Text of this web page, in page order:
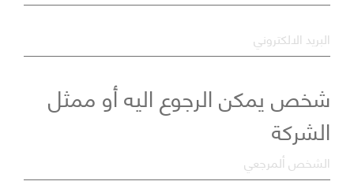
البريد الالكتروني
شخص يمكن الرجوع اليه أو ممثل
الشركة
الشخص ألمرجعي